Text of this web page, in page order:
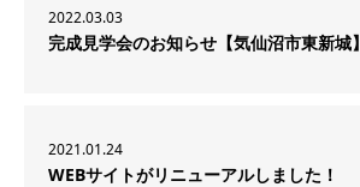
2022.03.03
完成見学会のお知らせ【気仙沼市東新城】
2021.01.24
WEBサイトがリニューアルしました！